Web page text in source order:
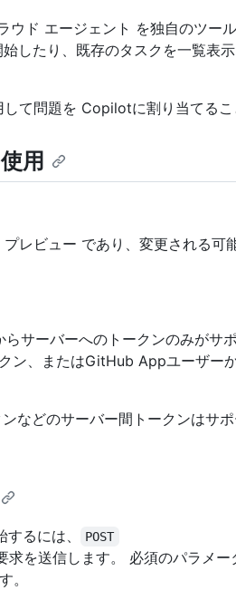
ウド エージェント を独自のツー
したり、既存のタスクを一覧表
て問題を Copilotに割り当てるこ
用
レビュー であり、変更される可
サーバーへのトークンのみがサポ
、またはGitHub Appユーザー
などのサーバー間トークンはサ
るには、 POST
求を送信します。 必須のパラメー
。